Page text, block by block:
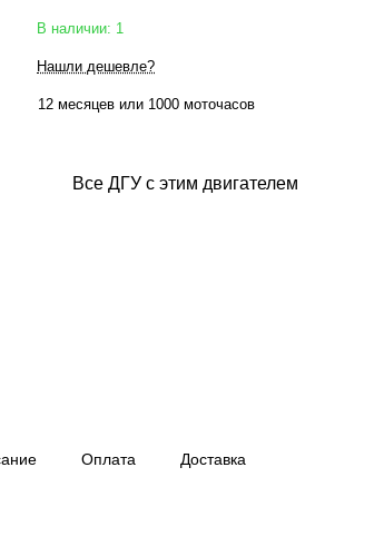
В наличии: 1
Нашли дешевле?
12 месяцев или 1000 моточасов
Все ДГУ с этим двигателем
Оплата Доставка